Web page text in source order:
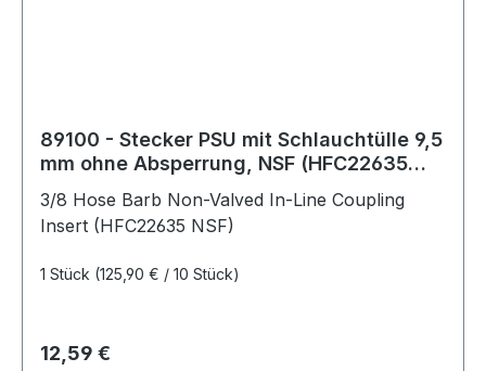
89100 - Stecker PSU mit Schlauchtülle 9,5
mm ohne Absperrung, NSF (HFC22635
3/8 Hose Barb Non-Valved In-Line Coupling
Insert (HFC22635 NSF)
1 Stück (125,90 € / 10 Stück)
Regulärer Preis:
12,59 €